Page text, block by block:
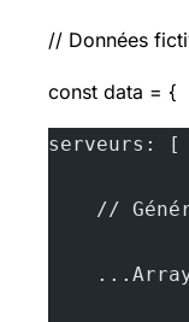
// Données
const data = {
serveurs: [
//